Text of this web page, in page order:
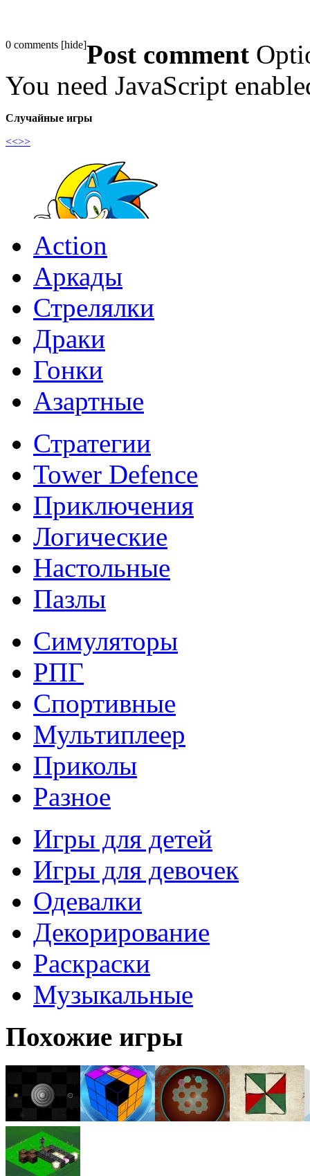
0 comments [hide]Post comment
You need JavaScript
Случайные игры
<<>>
Action
Аркады
Стрелялки
Драки
Гонки
Азартные
Стратегии
Tower Defence
Приключения
Логические
Настольные
Пазлы
Симуляторы
РПГ
Спортивные
Мультиплеер
Приколы
Разное
Игры для детей
Игры для девочек
Одевалки
Декорирование
Раскраски
Музыкальные
Похожие игры